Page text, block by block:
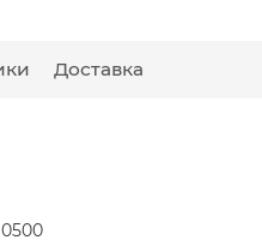
Доставка